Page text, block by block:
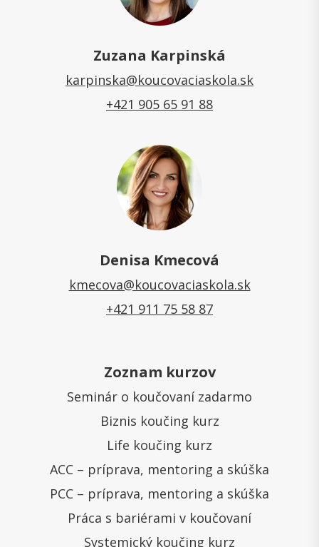
Zuzana Karpinská
karpinska@koucovaciaskola.sk
+421 905 65 91 88
Denisa Kmecová
kmecova@koucovaciaskola.sk
+421 911 75 58 87
Zoznam kurzov
Seminár o koučovaní zadarmo
Biznis koučing kurz
Life koučing kurz
ACC – príprava, mentoring a skúška
PCC – príprava, mentoring a skúška
Práca s bariérami v koučovaní
Systemický koučing kurz